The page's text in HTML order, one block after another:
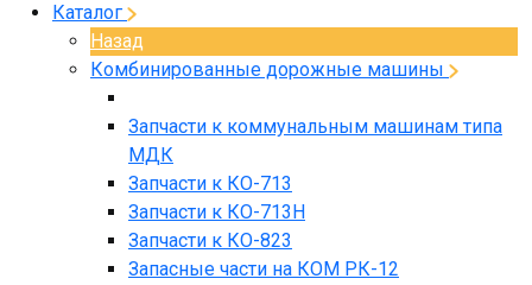
Каталог
Назад
Комбинированные дорожные машины
Запчасти к коммунальным машинам типа
МДК
Запчасти к КО-713
Запчасти к КО-713Н
Запчасти к КО-823
Запасные части на КОМ РК-12